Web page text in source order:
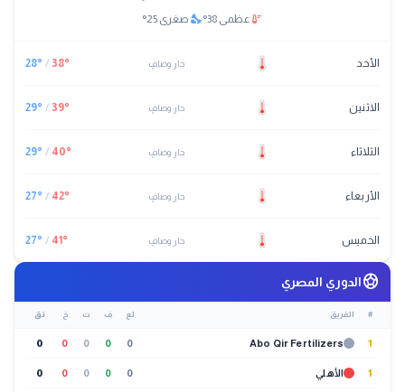
thermostatعظمى 38
°
nights_stay صغرى25
°
الأحد حار وصافٍ 38°
/
28°
الاثنين حار وصافٍ 39°
/
29°
الثلاثاء حار وصافٍ 40°
/
29°
الأربعاء حار وصافٍ 42°
/
27°
الخميس حار وصافٍ 41°
/
27°
sports_soccerالدوري المصري
# الفريق لع ف ت خ نق
1
Abo Qir Fertilizers
0
0
0
0
0
1 الأهلي 0
0
0
0
0